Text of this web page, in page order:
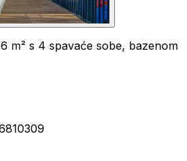
m² s 4 spavaće sobe, bazenom